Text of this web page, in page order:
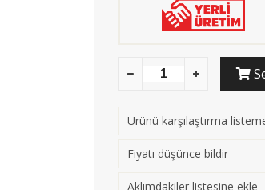
Ürünü karşılaştırma
Fiyatı düşünce bildir
Aklımdakiler listesine ekle